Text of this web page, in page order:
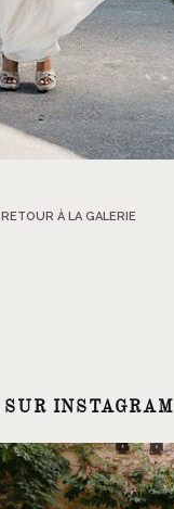
RETOUR À LA GALERIE
INSTAGRAM